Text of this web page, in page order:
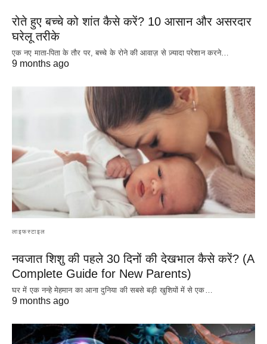
रोते हुए बच्चे को शांत कैसे करें? 10 आसान और असरदार
घरेलू तरीके
एक नए माता-पिता के तौर पर, बच्चे के रोने की आवाज़ से ज़्यादा परेशान करने…
9 months ago
लाइफस्टाइल
नवजात शिशु की पहले 30 दिनों की देखभाल कैसे करें? (A
Complete Guide for New Parents)
घर में एक नन्हे मेहमान का आना दुनिया की सबसे बड़ी खुशियों में से एक…
9 months ago